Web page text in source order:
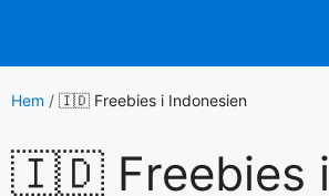
innehåll
Hem / 🇮🇩 Freebies i Indonesien
🇮🇩 Freebies i